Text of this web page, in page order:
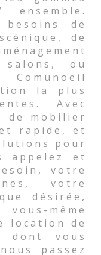
ensemble.
de
de
salons, ou
la plus
Avec
de mobilier
rapide, et
pour
appelez et
votre
votre
désirée,
même
location de
dont vous
passez